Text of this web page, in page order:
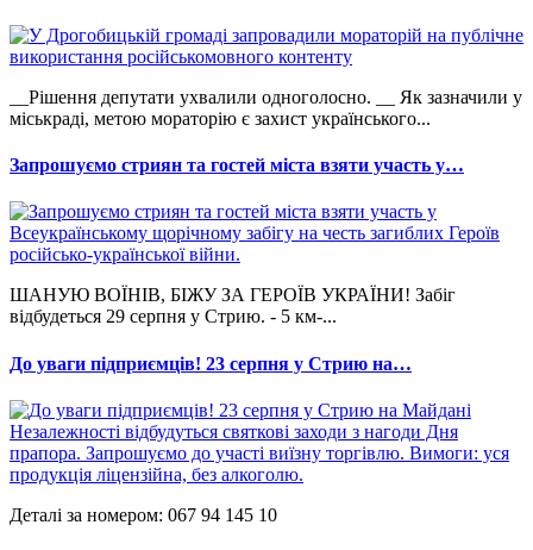
__Рішення депутати ухвалили одноголосно. __ Як зазначили у
міськраді, метою мораторію є захист українського...
Запрошуємо стриян та гостей міста взяти участь у…
ШАНУЮ ВОЇНІВ, БІЖУ ЗА ГЕРОЇВ УКРАЇНИ! Забіг
відбудеться 29 серпня у Стрию. - 5 км-...
До уваги підприємців! 23 серпня у Стрию на…
Деталі за номером: 067 94 145 10